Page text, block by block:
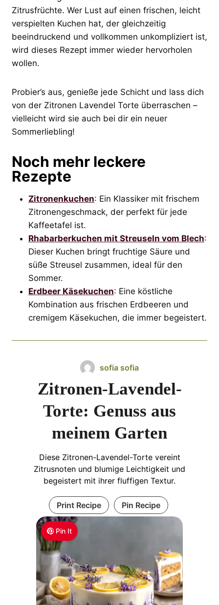
Zitrusfrüchte. Wer Lust auf einen frischen, leicht
verspielten Kuchen hat, der gleichzeitig
beeindruckend und vollkommen unkompliziert ist,
wird dieses Rezept immer wieder hervorholen
wollen.
Probier’s aus, genieße jede Schicht und lass dich
von der Zitronen Lavendel Torte überraschen –
vielleicht wird sie auch bei dir ein neuer
Sommerliebling!
Noch mehr leckere
Rezepte
Zitronenkuchen: Ein Klassiker mit frischem
Zitronengeschmack, der perfekt für jede
Kaffeetafel ist.
Rhabarberkuchen mit Streuseln vom Blech:
Dieser Kuchen bringt fruchtige Säure und
süße Streusel zusammen, ideal für den
Sommer.
Erdbeer Käsekuchen: Eine köstliche
Kombination aus frischen Erdbeeren und
cremigem Käsekuchen, die immer begeistert.
Pin It
sofia sofia
Zitronen-Lavendel-
Torte: Genuss aus
meinem Garten
Diese Zitronen-Lavendel-Torte vereint
Zitrusnoten und blumige Leichtigkeit und
begeistert mit ihrer fluffigen Textur.
Print Recipe Pin Recipe